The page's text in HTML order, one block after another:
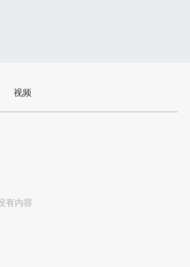
视频
有内容